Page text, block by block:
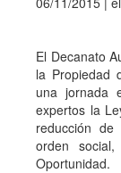
Estatutos
Boletines
UPSANA
PROA
Contacto
El Decanato
la Propiedad
una jornada
expertos la
reducción
orden
Oportunidad.